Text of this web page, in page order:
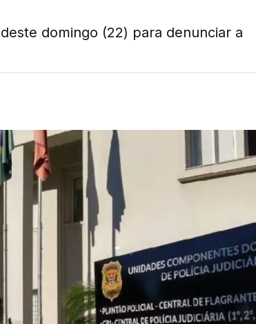
domingo (22) para denunciar a